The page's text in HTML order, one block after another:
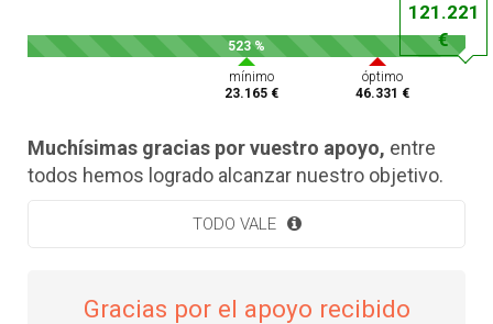
121.221
€
523 %
mínimo
23.165 €
óptimo
46.331 €
Muchísimas gracias por vuestro apoyo, entre
todos hemos logrado alcanzar nuestro objetivo.
TODO VALE
Gracias por el apoyo recibido